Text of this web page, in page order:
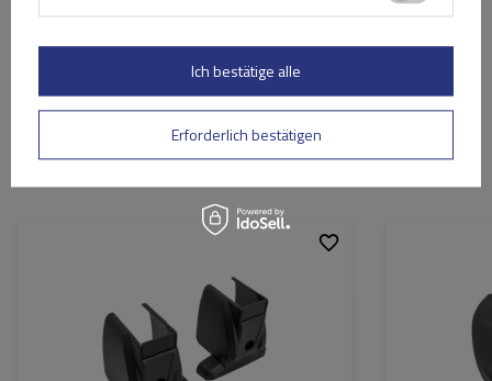
Bewertung abschicken
Ähnliche Produkte
Erforderlich bestätigen
Ich bestätige alle